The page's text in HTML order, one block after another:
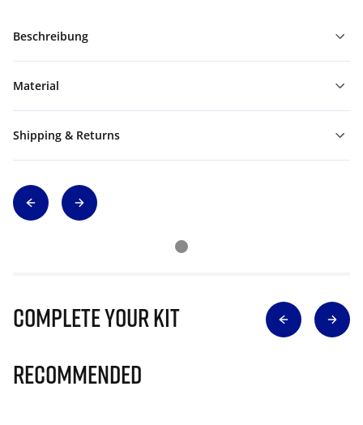
Beschreibung
Material
Shipping & Returns
Complete Your Kit
Recommended